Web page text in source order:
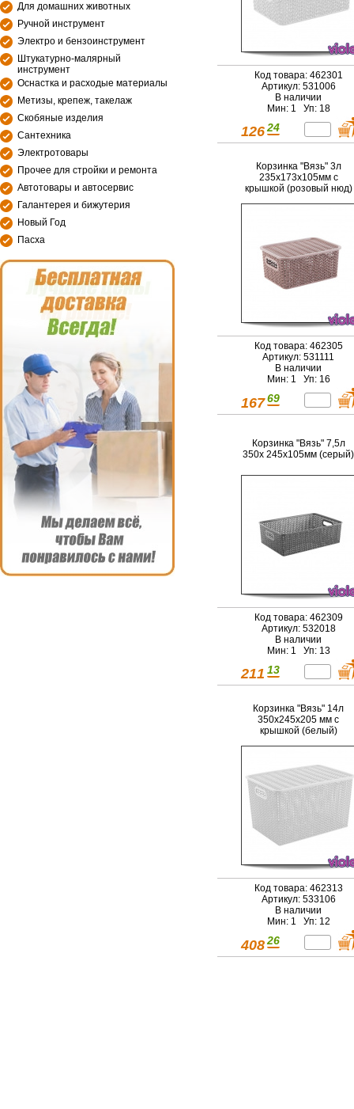
Для домашних животных
Ручной инструмент
Электро и бензоинструмент
Штукатурно-малярный
инструмент
Оснастка и расходые материалы
Метизы, крепеж, такелаж
Скобяные изделия
Сантехника
Электротовары
Прочее для стройки и ремонта
Автотовары и автосервис
Галантерея и бижутерия
Новый Год
Пасха
Код товара: 462301
Артикул: 531006
В наличии
Мин: 1 Уп: 18
126 24
Корзинка "Вязь" 3л
235х173х105мм с
крышкой (розовый нюд)
Код товара: 462305
Артикул: 531111
В наличии
Мин: 1 Уп: 16
167 69
Корзинка "Вязь" 7,5л
350х 245х105мм (серый)
Код товара: 462309
Артикул: 532018
В наличии
Мин: 1 Уп: 13
211 13
Корзинка "Вязь" 14л
350х245х205 мм с
крышкой (белый)
Код товара: 462313
Артикул: 533106
В наличии
Мин: 1 Уп: 12
408 26